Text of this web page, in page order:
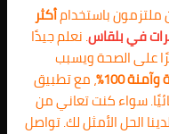
ملتزمون باستخدامأكثر
في بلقاس. نعلم جيدًا
على الصحة ويسبب
100%
، مع تطبيق
سواء كنت تعاني من
الحل الأمثل لك. تواصل